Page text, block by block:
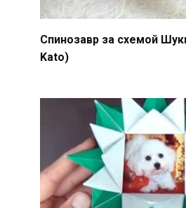
Спинозавр за схемой
Kato)